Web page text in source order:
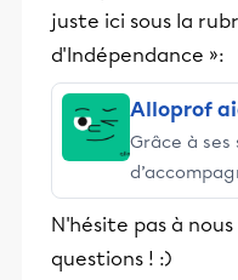
juste ici sous la
d'Indépendance »:
Alloprof
Grâce à ses
stimulants,
et leurs
éducative.
N'hésite pas à
questions ! :)